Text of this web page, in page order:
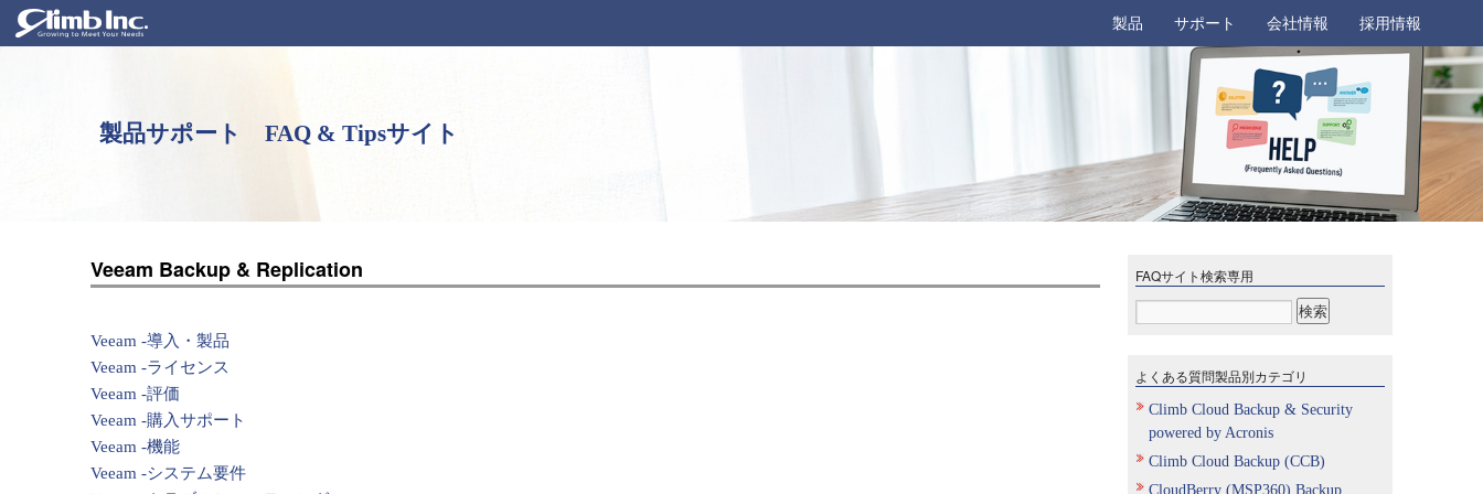
製品 サポート 会社情報 採用情報
製品サポート FAQ & Tipsサイト
Veeam Backup & Replication
Veeam -導入・製品
Veeam -ライセンス
Veeam -評価
Veeam -購入サポート
Veeam -機能
Veeam -システム要件
FAQサイト検索専用
よくある質問製品別カテゴリ
Climb Cloud Backup & Security
powered by Acronis
Climb Cloud Backup (CCB)
CloudBerry (MSP360) Backup